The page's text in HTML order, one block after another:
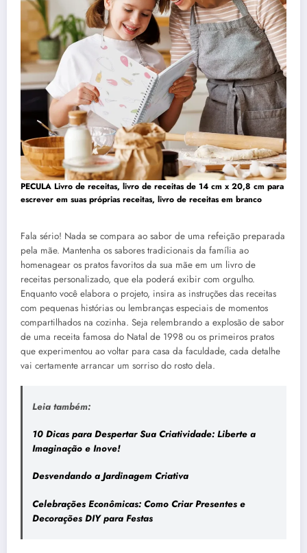
PECULA Livro de receitas, livro de receitas de 14 cm x 20,8 cm para
escrever em suas próprias receitas, livro de receitas em branco
Fala sério! Nada se compara ao sabor de uma refeição preparada
pela mãe. Mantenha os sabores tradicionais da família ao
homenagear os pratos favoritos da sua mãe em um livro de
receitas personalizado, que ela poderá exibir com orgulho.
Enquanto você elabora o projeto, insira as instruções das receitas
com pequenas histórias ou lembranças especiais de momentos
compartilhados na cozinha. Seja relembrando a explosão de sabor
de uma receita famosa do Natal de 1998 ou os primeiros pratos
que experimentou ao voltar para casa da faculdade, cada detalhe
vai certamente arrancar um sorriso do rosto dela.
Leia também:
10 Dicas para Despertar Sua Criatividade: Liberte a
Imaginação e Inove!
Desvendando a Jardinagem Criativa
Celebrações Econômicas: Como Criar Presentes e
Decorações DIY para Festas